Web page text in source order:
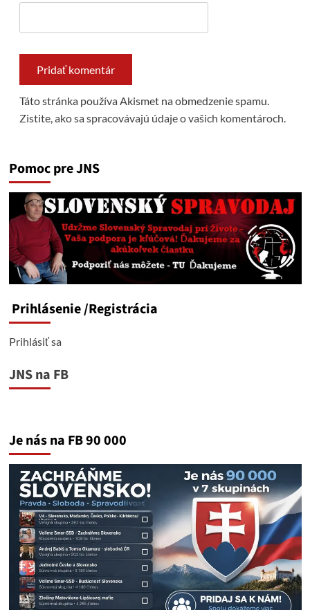
Táto stránka používa Akismet na obmedzenie spamu.
Zistite, ako sa spracovávajú údaje o vašich komentároch.
Pomoc pre JNS
Prihlásenie/Registrácia
Prihlásiť sa
JNS na FB
Je nás na FB 90 000